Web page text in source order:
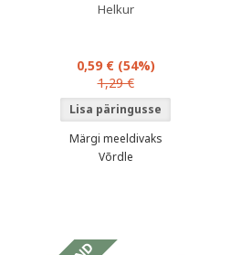
Helkur
0,59 € (54%)
1,29 €
Märgi meeldivaks
Võrdle